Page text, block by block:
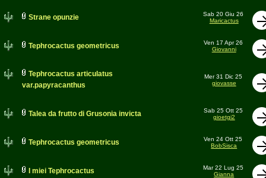
Strane opunzie
Sab 20 Giu 26
Maricactus
Tephrocactus geometricus
Ven 17 Apr 26
Giovanni
Tephrocactus articulatus
var.papyracanthus
Mer 31 Dic 25
giovasse
Talea da frutto di Grusonia invicta
Sab 25 Ott 25
gioetgi2
Tephrocactus geometricus
Ven 24 Ott 25
BobSisca
I miei Tephrocactus
Mar 22 Lug 25
Gianna